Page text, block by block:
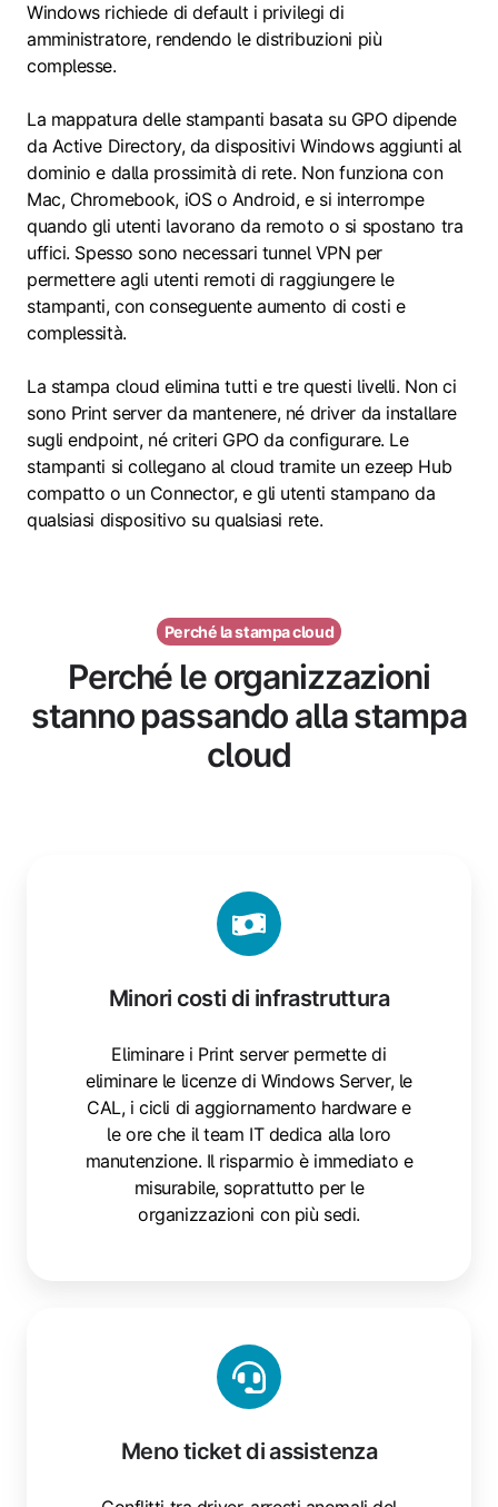
Windows richiede di default i privilegi di
amministratore, rendendo le distribuzioni più
complesse.
La mappatura delle stampanti basata su GPO dipende
da Active Directory, da dispositivi Windows aggiunti al
dominio e dalla prossimità di rete. Non funziona con
Mac, Chromebook, iOS o Android, e si interrompe
quando gli utenti lavorano da remoto o si spostano tra
uffici. Spesso sono necessari tunnel VPN per
permettere agli utenti remoti di raggiungere le
stampanti, con conseguente aumento di costi e
complessità.
La stampa cloud elimina tutti e tre questi livelli. Non ci
sono Print server da mantenere, né driver da installare
sugli endpoint, né criteri GPO da configurare. Le
stampanti si collegano al cloud tramite un ezeep Hub
compatto o un Connector, e gli utenti stampano da
qualsiasi dispositivo su qualsiasi rete.
Perché la stampa cloud
Perché le organizzazioni
stanno passando alla stampa
cloud
Minori costi di infrastruttura
Eliminare i Print server permette di
eliminare le licenze di Windows Server, le
CAL, i cicli di aggiornamento hardware e
le ore che il team IT dedica alla loro
manutenzione. Il risparmio è immediato e
misurabile, soprattutto per le
organizzazioni con più sedi.
Meno ticket di assistenza